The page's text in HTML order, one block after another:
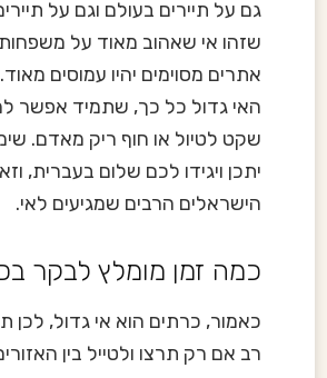
גם על תיירים בעולם וגם על
שזהו אי שאהוב מאוד על
אתרים מסוימים יהיו עמוסים
האי גדול כל כך, שתמיד אפשר
שקט לטיול או חוף ריק מאדם.
יתכן ויגידו לכם שלום בעברית,
הישראלים הרבים שמגיעים לאי.
כמה זמן מומלץ לבקר
כאמור, כרתים הוא אי גדול, לכן
רב אם רק תרצו ולטייל בין